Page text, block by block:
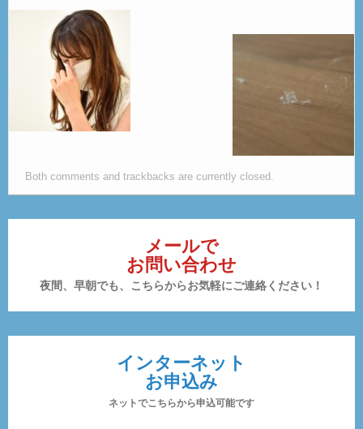
メールで
お問い合わせ
夜間、早朝でも、こちらからお気軽にご連絡ください！
インターネット
お申込み
ネットでこちらから申込可能です
Both comments and trackbacks are currently closed.